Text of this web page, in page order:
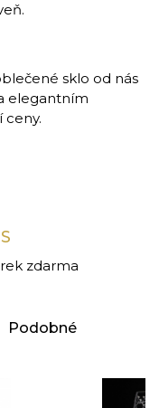
sklo od nás
elegantním
ceny.
zdarma
Podobné